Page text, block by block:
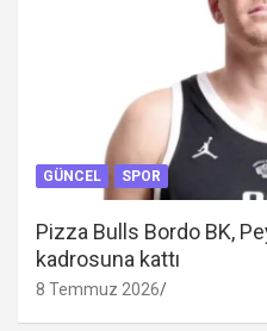
GÜNCEL SPOR
Pizza Bulls Bordo BK,
kadrosuna kattı
8 Temmuz 2026